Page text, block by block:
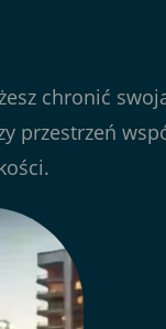
chronić
przestrzeń